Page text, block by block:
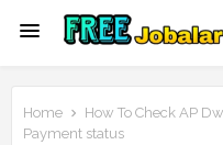
Home
How To Check AP
Payment status